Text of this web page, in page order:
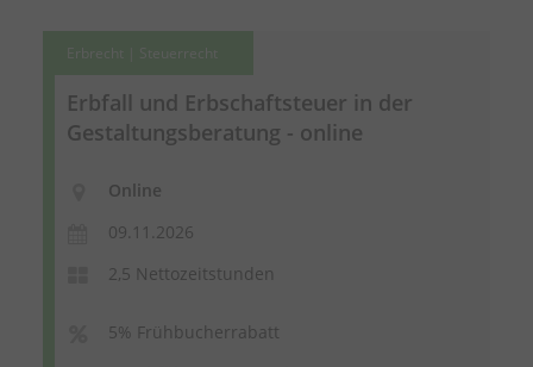
Erbfall und Erbschaftsteuer in der
Gestaltungsberatung - online
Online
09.11.2026
2,5 Nettozeitstunden
5% Frühbucherrabatt